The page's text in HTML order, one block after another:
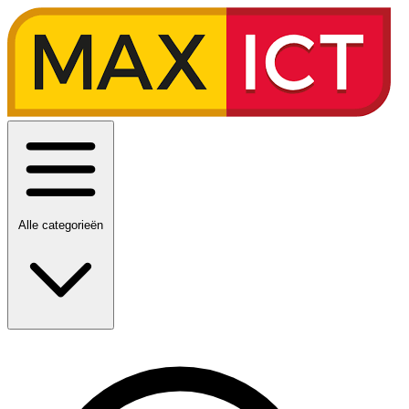
Alle categorieën